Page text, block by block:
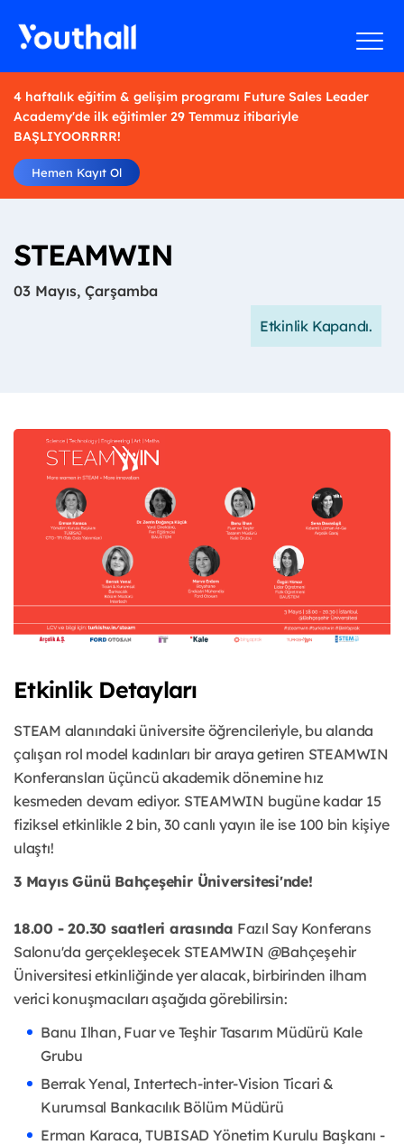
4 haftalık eğitim & gelişim programı Future Sales Leader
Academy'de ilk eğitimler 29 Temmuz itibariyle
BAŞLIYOORRRR!
Hemen Kayıt Ol
STEAMWIN
03 Mayıs, Çarşamba
Etkinlik Kapandı.
Etkinlik Detayları
STEAM alanındaki üniversite öğrencileriyle, bu alanda
çalışan rol model kadınları bir araya getiren STEAMWIN
Konferansları üçüncü akademik dönemine hız
kesmeden devam ediyor. STEAMWIN bugüne kadar 15
fiziksel etkinlikle 2 bin, 30 canlı yayın ile ise 100 bin kişiye
ulaştı!
3 Mayıs Günü Bahçeşehir Üniversitesi'nde!
18.00 - 20.30 saatleri arasında Fazıl Say Konferans
Salonu'da gerçekleşecek STEAMWIN @Bahçeşehir
Üniversitesi etkinliğinde yer alacak, birbirinden ilham
verici konuşmacıları aşağıda görebilirsin:
Banu Ilhan, Fuar ve Teşhir Tasarım Müdürü Kale
Grubu
Berrak Yenal, Intertech-inter-Vision Ticari &
Kurumsal Bankacılık Bölüm Müdürü
Erman Karaca, TUBISAD Yönetim Kurulu Başkanı -